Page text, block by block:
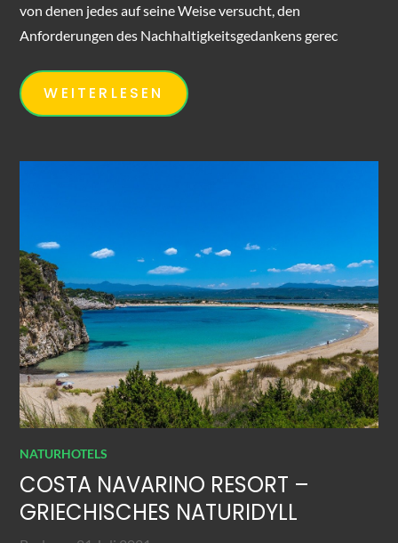
von denen jedes auf seine Weise versucht, den
Anforderungen des Nachhaltigkeitsgedankens gerec
WEITERLESEN
NATURHOTELS
COSTA NAVARINO RESORT –
GRIECHISCHES NATURIDYLL